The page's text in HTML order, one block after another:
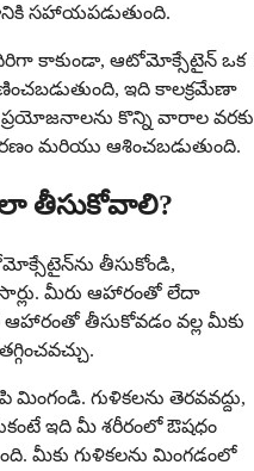
సహాయపడుతుంది.
కాకుండా, ఆటోమోక్సేటైన్ ఒక
ఇది కాలక్రమేణా
ప్రయోజనాలను కొన్ని వారాల వరకు
మరియు ఆశించబడుతుంది.
తీసుకోవాలి?
తీసుకోండి,
మీరు ఆహారంతో లేదా
తీసుకోవడం వల్ల మీకు
మింగండి. గుళికలను తెరవవద్దు,
ఇది మీ శరీరంలో ఔషధం
మీకు గుళికలను మింగడంలో